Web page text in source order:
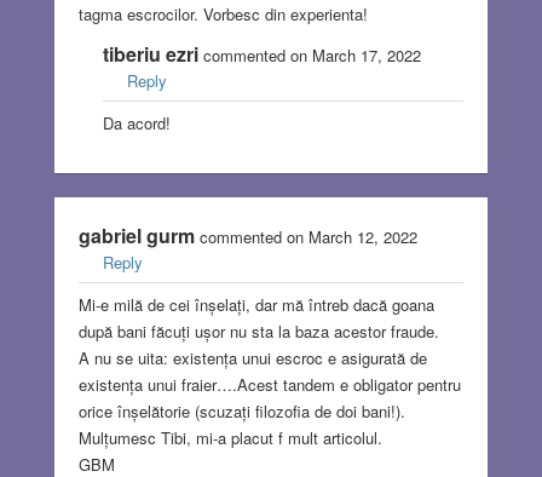
tagma escrocilor. Vorbesc din experienta!
tiberiu ezricommented on March 17, 2022
Reply
Da acord!
gabriel gurmcommented on March 12, 2022
Reply
Mi-e milă de cei înșelați, dar mă întreb dacă goana
după bani făcuți ușor nu sta la baza acestor fraude.
A nu se uita: existența unui escroc e asigurată de
existența unui fraier….Acest tandem e obligator pentru
orice înșelătorie (scuzați filozofia de doi bani!).
Mulțumesc Tibi, mi-a placut f mult articolul.
GBM